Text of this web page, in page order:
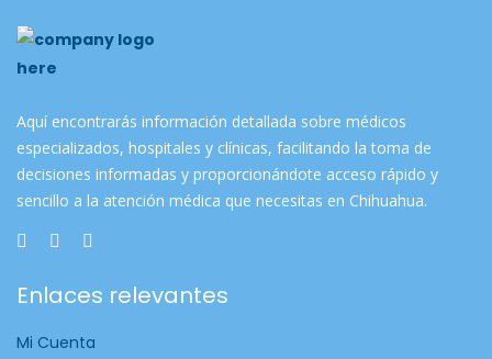
Aquí encontrarás información detallada sobre médicos
especializados, hospitales y clínicas, facilitando la toma de
decisiones informadas y proporcionándote acceso rápido y
sencillo a la atención médica que necesitas en Chihuahua.
Enlaces relevantes
Mi Cuenta